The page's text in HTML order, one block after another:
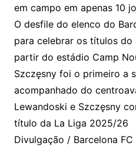
em campo em apenas 10
O desfile do elenco do
para celebrar os títulos do
partir do estádio Camp
Szczęsny foi o primeiro a
acompanhado do
Lewandoski e Szczęsny
título da La Liga 2025/26
Divulgação / Barcelona FC